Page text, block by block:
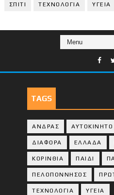
ΣΠΙΤΙ ΤΕΧΝΟΛΟΓΙΑ ΥΓΕΙΑ
TAGS
ΑΝΔΡΑΣ ΑΥΤΟΚΙΝΗΤΟ
ΔΙΑΦΟΡΑ ΕΛΛΑΔΑ
ΚΟΡΙΝΘΙA ΠΑΙΔΙ
ΠΕΛΟΠΟΝΝΗΣΟΣ
ΤΕΧΝΟΛΟΓΙΑ ΥΓΕΙΑ